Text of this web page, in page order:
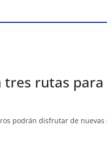
tres rutas para
podrán disfrutar de nuevas